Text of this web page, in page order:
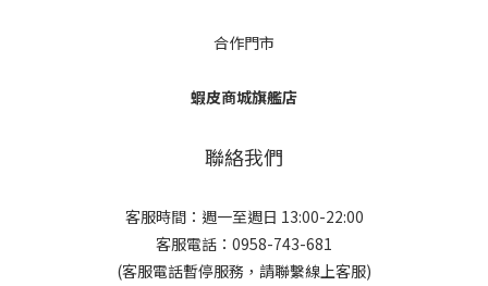
合作門市
蝦皮商城旗艦店
聯絡我們
客服時間：週一至週日 13:00-22:00
客服電話：0958-743-681
(客服電話暫停服務，請聯繫線上客服)